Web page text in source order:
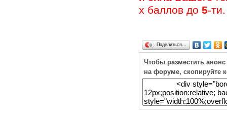
х баллов до 5-ти.
Поделиться…
Чтобы разместить
на форуме, скопируйте